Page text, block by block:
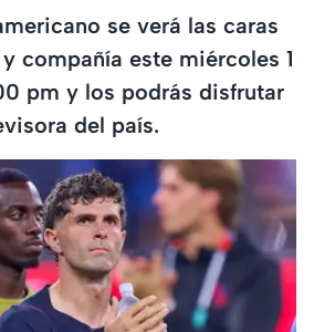
se verá las caras
compañía este miércoles 1
pm y los podrás disfrutar
del país.